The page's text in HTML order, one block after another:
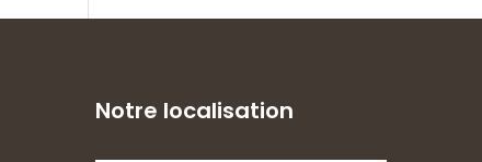
Notre localisation